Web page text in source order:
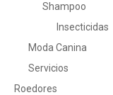
Shampoo
Insecticidas
Moda Canina
Servicios
Roedores